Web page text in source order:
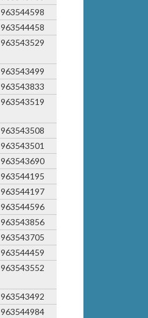
963544598
963544458
963543529
963543499
963543833
963543519
963543508
963543501
963543690
963544195
963544197
963544596
963543856
963543705
963544459
963543552
963543492
963544984